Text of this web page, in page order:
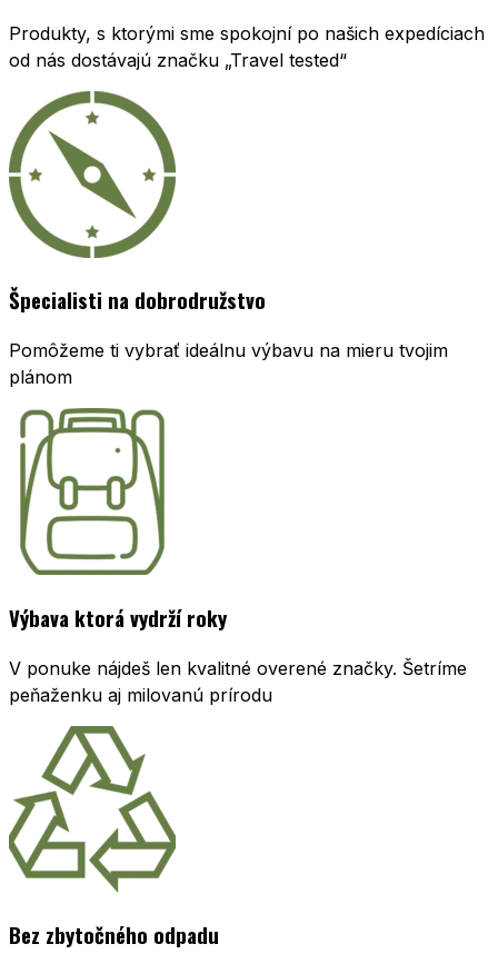
Produkty, s ktorými sme spokojní po našich expedíciach
od nás dostávajú značku „Travel tested“
Špecialisti na dobrodružstvo
Pomôžeme ti vybrať ideálnu výbavu na mieru tvojim
plánom
Výbava ktorá vydrží roky
V ponuke nájdeš len kvalitné overené značky. Šetríme
peňaženku aj milovanú prírodu
Bez zbytočného odpadu